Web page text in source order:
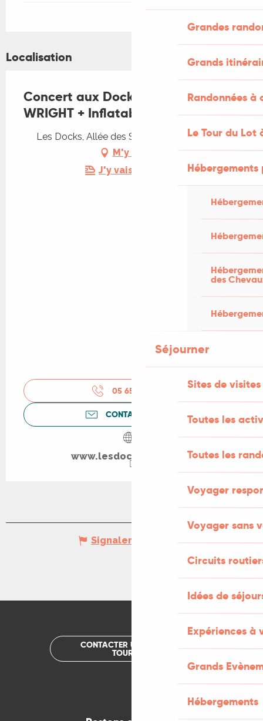
Grandes
Grands
Randonnées
Le Tour du Lot
des
Séjourner
Sites de visites
Toutes les
Toutes les
Voyager
Voyager sans
Circuits
Idées de
Expériences à
Grands
Hébergements
Localisation
Concert aux Docks : SHANNON
WRIGHT + Inflatable Dead Horse
Les Docks, Allée des Soupirs, 46000 Cahors
M'y rendre
J'y vais en train !
05 65 24 13
CONTACTEZ-NOUS
www.lesdocks-cahors.fr
Signaler une erreur
CONTACTER UN OFFICE DE
TOURISME